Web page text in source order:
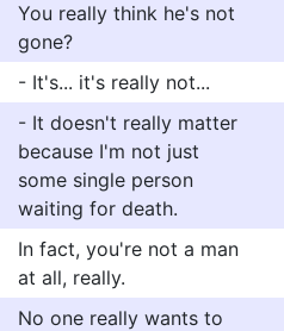
You really think he's not
gone?
- It's... it's really not...
- It doesn't really matter
because I'm not just
some single person
waiting for death.
In fact, you're not a man
at all, really.
No one really wants to